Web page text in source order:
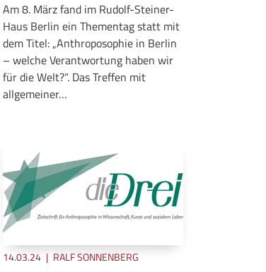
Am 8. März fand im Rudolf-Steiner-
Haus Berlin ein Thementag statt mit
dem Titel: „Anthroposophie in Berlin
– welche Verantwortung haben wir
für die Welt?“. Das Treffen mit
allgemeiner…
14.03.24 | RALF SONNENBERG